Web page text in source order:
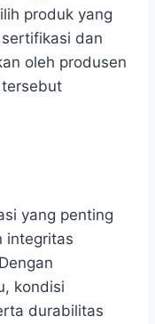
produk yang
dan
oleh produsen
yang penting
integritas
kondisi
durabilitas